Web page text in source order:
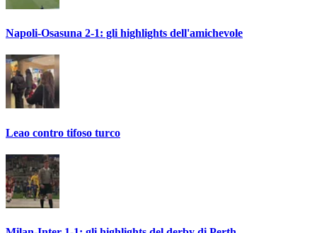
Napoli-Osasuna 2-1: gli highlights dell'amichevole
Leao contro tifoso turco